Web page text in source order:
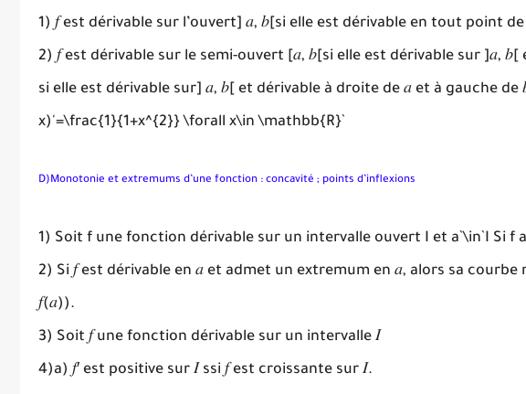
1) 𝑓 est dérivable sur l’ouvert] 𝑎, 𝑏[si elle est dérivable en tout point de
2) 𝑓 est dérivable sur le semi-ouvert [𝑎, 𝑏[si elle est dérivable sur ]𝑎,
si elle est dérivable sur] 𝑎, 𝑏[ et dérivable à droite de 𝑎 et à gauche
x)'=\frac{1}{1+x^{2}} \forall x\in \mathbb{R}`
D)Monotonie et extremums d’une fonction : concavité ; points d’inflexions
1) Soit f une fonction dérivable sur un intervalle ouvert I et a`\in`I Si
2) Si 𝑓 est dérivable en 𝑎 et admet un extremum en 𝑎, alors sa
𝑓(𝑎)).
3) Soit 𝑓 une fonction dérivable sur un intervalle 𝐼
4)a) 𝑓′ est positive sur 𝐼 ssi 𝑓est croissante sur 𝐼.